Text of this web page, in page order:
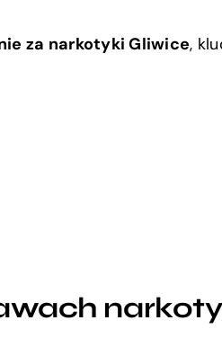
za narkotyki Gliwice,